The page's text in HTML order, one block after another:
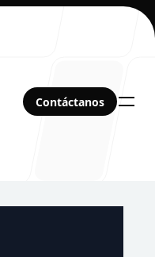
Contáctanos
Contáctanos